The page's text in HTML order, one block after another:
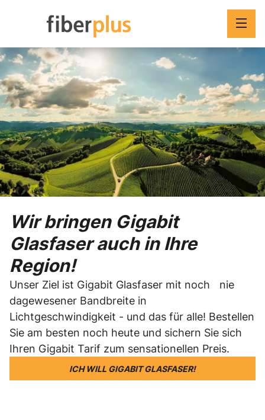
Versorgungsgebiete
So funktioniert's
Preisübersicht
GIGABIT GLASFASER HOLEN
Wir bringen Gigabit
Glasfaser auch in Ihre
Region!
Unser Ziel ist Gigabit Glasfaser mit noch nie
dagewesener Bandbreite in
Lichtgeschwindigkeit - und das für alle! Bestellen
Sie am besten noch heute und sichern Sie sich
Ihren Gigabit Tarif zum sensationellen Preis.
ICH WILL GIGABIT GLASFASER!